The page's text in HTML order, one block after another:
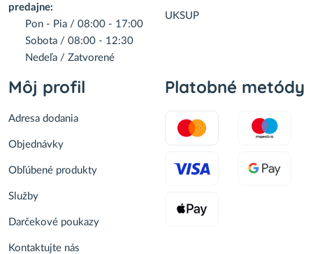
predajne:
Pon - Pia / 08:00 - 17:00
Sobota / 08:00 - 12:30
Nedeľa / Zatvorené
UKSUP
Môj profil
Adresa dodania
Objednávky
Obľúbené produkty
Služby
Darčekové poukazy
Kontaktujte nás
Platobné metódy